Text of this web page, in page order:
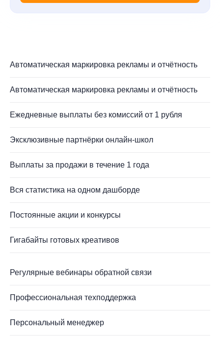
Автоматическая маркировка рекламы и отчётность
Автоматическая маркировка рекламы и отчётность
Ежедневные выплаты без комиссий от 1 рубля
Эксклюзивные партнёрки онлайн-школ
Выплаты за продажи в течение 1 года
Вся статистика на одном дашборде
Постоянные акции и конкурсы
Гигабайты готовых креативов
Регулярные вебинары обратной связи
Профессиональная техподдержка
Персональный менеджер